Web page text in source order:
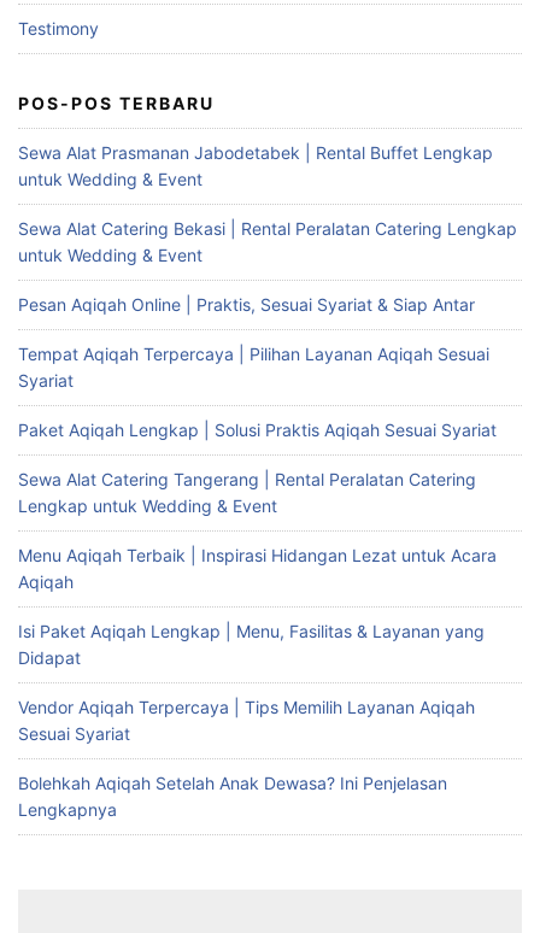
Testimony
POS-POS TERBARU
Sewa Alat Prasmanan Jabodetabek | Rental Buffet Lengkap
untuk Wedding & Event
Sewa Alat Catering Bekasi | Rental Peralatan Catering Lengkap
untuk Wedding & Event
Pesan Aqiqah Online | Praktis, Sesuai Syariat & Siap Antar
Tempat Aqiqah Terpercaya | Pilihan Layanan Aqiqah Sesuai
Syariat
Paket Aqiqah Lengkap | Solusi Praktis Aqiqah Sesuai Syariat
Sewa Alat Catering Tangerang | Rental Peralatan Catering
Lengkap untuk Wedding & Event
Menu Aqiqah Terbaik | Inspirasi Hidangan Lezat untuk Acara
Aqiqah
Isi Paket Aqiqah Lengkap | Menu, Fasilitas & Layanan yang
Didapat
Vendor Aqiqah Terpercaya | Tips Memilih Layanan Aqiqah
Sesuai Syariat
Bolehkah Aqiqah Setelah Anak Dewasa? Ini Penjelasan
Lengkapnya